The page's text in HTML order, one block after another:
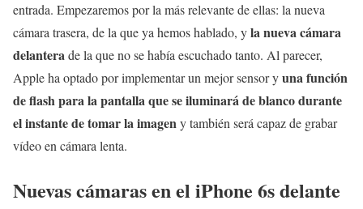
entrada. Empezaremos por la más relevante de ellas: la nueva
cámara trasera, de la que ya hemos hablado, yla nueva cámara
delanterade la que no se había escuchado tanto. Al parecer,
Apple ha optado por implementar un mejor sensor yuna función
de flash para la pantalla que se iluminará de blanco durante
el instante de tomar la imageny también será capaz de grabar
vídeo en cámara lenta.
Nuevas cámaras en el iPhone 6s delante